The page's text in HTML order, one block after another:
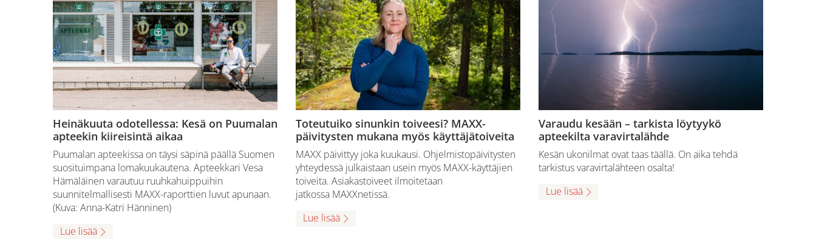
Heinäkuuta odotellessa: Kesä on Puumalan
apteekin kiireisintä aikaa
Puumalan apteekissa on täysi säpinä päällä Suomen
suosituimpana lomakuukautena. Apteekkari Vesa
Hämäläinen varautuu ruuhkahuippuihin
suunnitelmallisesti MAXX-raporttien luvut apunaan.
(Kuva: Anna-Katri Hänninen)
Lue lisää
Toteutuiko sinunkin toiveesi? MAXX-
päivitysten mukana myös käyttäjätoiveita
MAXX päivittyy joka kuukausi. Ohjelmistopäivitysten
yhteydessä julkaistaan usein myös MAXX-käyttäjien
toiveita. Asiakastoiveet ilmoitetaan
jatkossa MAXXnetissä.
Lue lisää
Varaudu kesään – tarkista löytyykö
apteekilta varavirtalähde
Kesän ukonilmat ovat taas täällä. On aika tehdä
tarkistus varavirtalähteen osalta!
Lue lisää